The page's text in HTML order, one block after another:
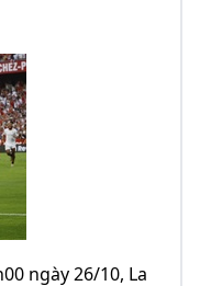
ngày 26/10, La